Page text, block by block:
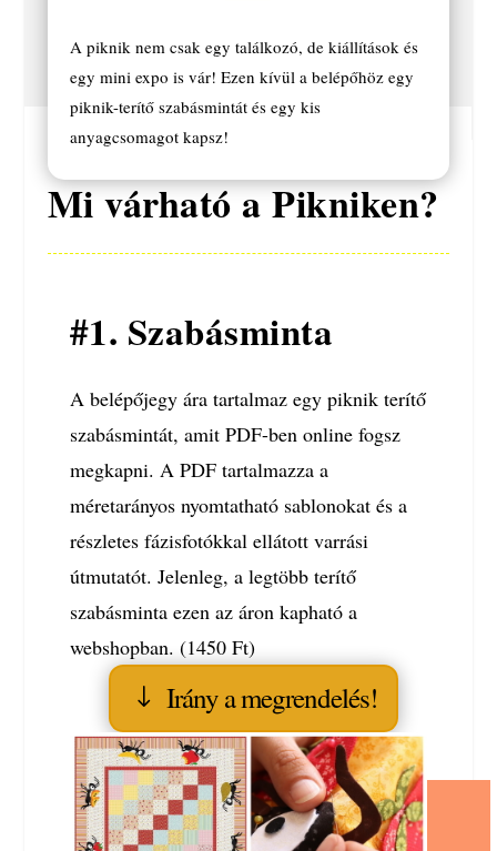
A piknik nem csak egy találkozó, de kiállítások és
egy mini expo is vár! Ezen kívül a belépőhöz egy
piknik-terítő szabásmintát és egy kis
anyagcsomagot kapsz!
Mi várható a Pikniken?
#1. Szabásminta
A belépőjegy ára tartalmaz egy piknik terítő
szabásmintát, amit PDF-ben online fogsz
megkapni. A PDF tartalmazza a
méretarányos nyomtatható sablonokat és a
részletes fázisfotókkal ellátott varrási
útmutatót. Jelenleg, a legtöbb terítő
szabásminta ezen az áron kapható a
webshopban. (1450 Ft)
Irány a megrendelés!